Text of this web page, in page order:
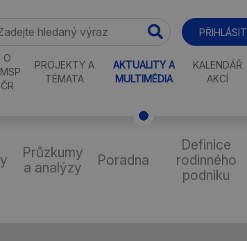
PŘIHLÁSIT
O
ČR
PROJEKTY A
TÉMATA
AKTUALITY A
MULTIMÉDIA
KALENDÁŘ
AKCÍ
Průzkumy
a analýzy
Poradna
Definice
rodinného
podniku